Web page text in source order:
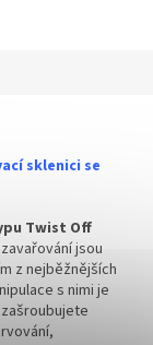
145 ml
uzávěr
TO 53 ke sklenici
sklenici se
Twist Off
jsou
z nejběžnějších
s nimi je